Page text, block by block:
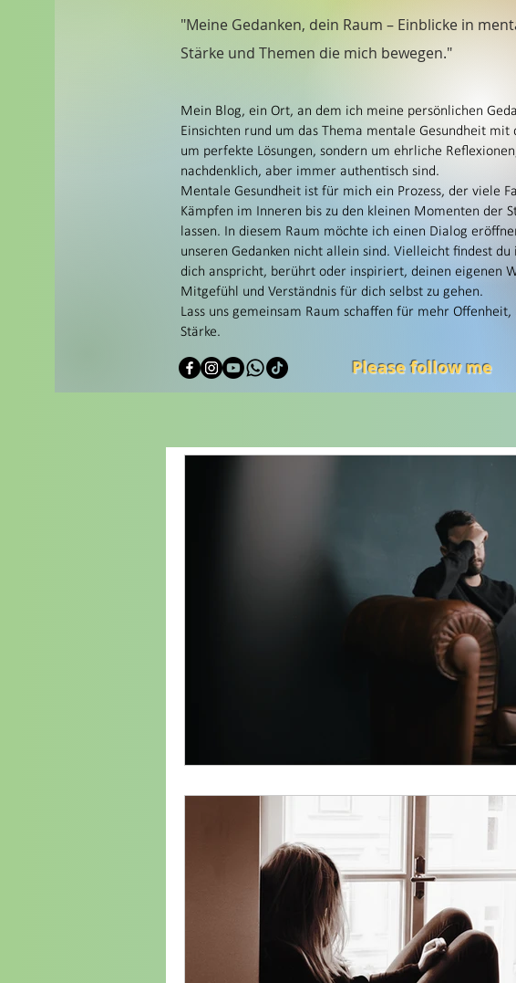
Trauerbewältigung
Umgang mit mir selbst
und berichte davon, was mir
Situation zu verbessern.
Ich freue mich über jeden der
grünen Kasten, kannst Du Dich
Blog abonnieren.
"Meine Gedanken, dein Raum – Einblicke in
Stärke und Themen die mich bewegen."
Mein Blog, ein Ort, an dem ich meine persönlichen
Einsichten rund um das Thema mentale Gesundheit
um perfekte Lösungen, sondern um ehrliche
nachdenklich, aber immer authentisch sind.
Mentale Gesundheit ist für mich ein Prozess, der viele
Kämpfen im Inneren bis zu den kleinen Momenten der
lassen. In diesem Raum möchte ich einen Dialog
unseren Gedanken nicht allein sind. Vielleicht findest
dich anspricht, berührt oder inspiriert, deinen eigenen
Mitgefühl und Verständnis für dich selbst zu gehen.
Lass uns gemeinsam Raum schaffen für mehr
Stärke.
Please follow me